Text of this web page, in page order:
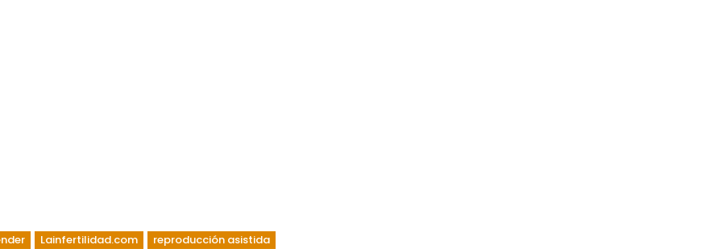
Lainfertilidad.com reproducción asistida